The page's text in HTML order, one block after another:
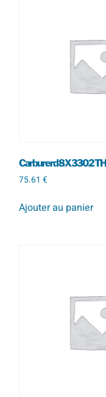
Carbure rd 8 X 330 2
75.61€
Ajouter au panier